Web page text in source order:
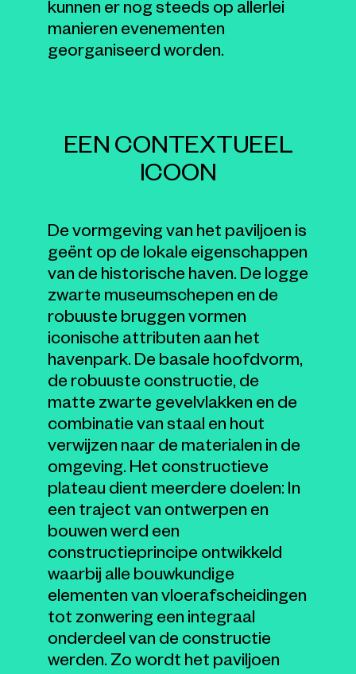
kunnen er nog steeds op allerlei
manieren evenementen
georganiseerd worden.
EEN CONTEXTUEEL
ICOON
De vormgeving van het paviljoen is
geënt op de lokale eigenschappen
van de historische haven. De logge
zwarte museumschepen en de
robuuste bruggen vormen
iconische attributen aan het
havenpark. De basale hoofdvorm,
de robuuste constructie, de
matte zwarte gevelvlakken en de
combinatie van staal en hout
verwijzen naar de materialen in de
omgeving. Het constructieve
plateau dient meerdere doelen: In
een traject van ontwerpen en
bouwen werd een
constructieprincipe ontwikkeld
waarbij alle bouwkundige
elementen van vloerafscheidingen
tot zonwering een integraal
onderdeel van de constructie
werden. Zo wordt het paviljoen